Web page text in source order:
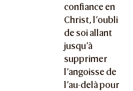
confiance en
Christ, l’oubli
de soi allant
jusqu’à
supprimer
l’angoisse de
l’au-delà pour